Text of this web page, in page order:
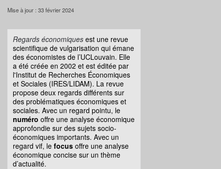
Mise à jour : 33 février 2024
Regards économiques est une revue
scientifique de vulgarisation qui émane
des économistes de l’UCLouvain. Elle
a été créée en 2002 et est éditée par
l'Institut de Recherches Économiques
et Sociales (IRES/LIDAM). La revue
propose deux regards différents sur
des problématiques économiques et
sociales. Avec un regard pointu, le
numéro offre une analyse économique
approfondie sur des sujets socio-
économiques importants. Avec un
regard vif, le focus offre une analyse
économique concise sur un thème
d’actualité.